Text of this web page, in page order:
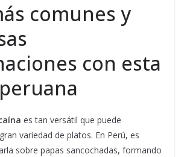
comunes y
con esta
es tan versátil que puede
variedad de platos. En Perú, es
sobre papas sancochadas, formando